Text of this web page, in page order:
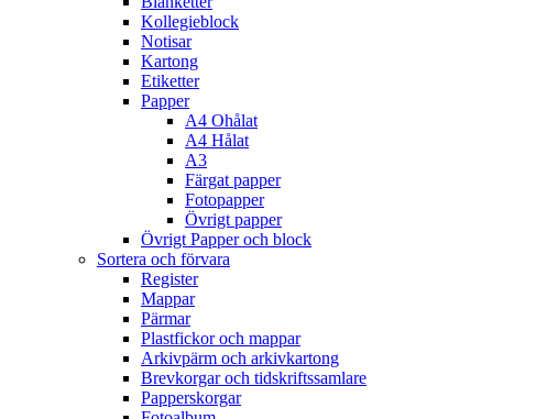
Kollegieblock
Notisar
Kartong
Etiketter
Papper
A4 Ohålat
A4 Hålat
A3
Färgat papper
Fotopapper
Övrigt papper
Övrigt Papper och block
Sortera och förvara
Register
Mappar
Pärmar
Plastfickor och mappar
Arkivpärm och arkivkartong
Brevkorgar och tidskriftssamlare
Papperskorgar